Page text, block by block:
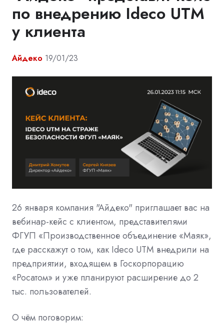
по внедрению Ideco UTM
у клиента
Айдеко 19/01/23
26 января компания "Айдеко" приглашает вас на
вебинар-кейс с клиентом, представителями
ФГУП «Производственное объединение «Маяк»,
где расскажут о том, как Ideco UTM внедрили на
предприятии, входящем в Госкорпорацию
«Росатом» и уже планируют расширение до 2
тыс. пользователей.
О чём поговорим: